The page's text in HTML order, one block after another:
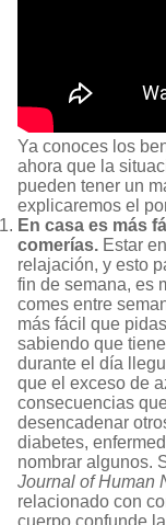
Ya conoces los
ahora que la
pueden tener un
explicaremos el
En casa es más
comerías. Estar
relajación, y esto
fin de semana, es
comes entre
más fácil que
sabiendo que
durante el día
que el exceso de
consecuencias
desencadenar
diabetes,
nombrar algunos.
Journal of Human
relacionado con
cuerpo confunde